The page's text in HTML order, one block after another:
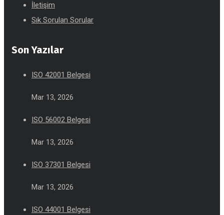
İletişim
Sık Sorulan Sorular
Son Yazılar
ISO 42001 Belgesi
Mar 13, 2026
ISO 56002 Belgesi
Mar 13, 2026
ISO 37301 Belgesi
Mar 13, 2026
ISO 44001 Belgesi